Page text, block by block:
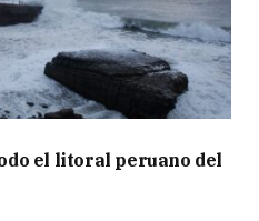
el litoral peruano del